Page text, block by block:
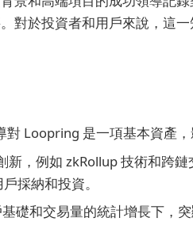
對於投資者和用戶來說，這
對 Loopring 是一項基本資產
新，例如 zkRollup 技術和跨
採納和投資。
礎和交易量的統計增長下，